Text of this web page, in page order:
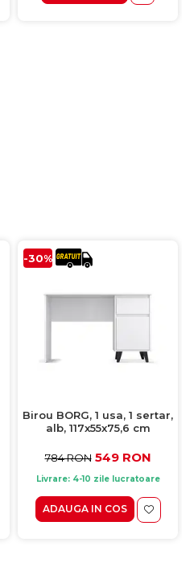
-30%
Birou BORG, 1 usa, 1 sertar,
alb, 117x55x75,6 cm
784 RON 549 RON
Livrare: 4-10 zile lucratoare
ADAUGA IN COS